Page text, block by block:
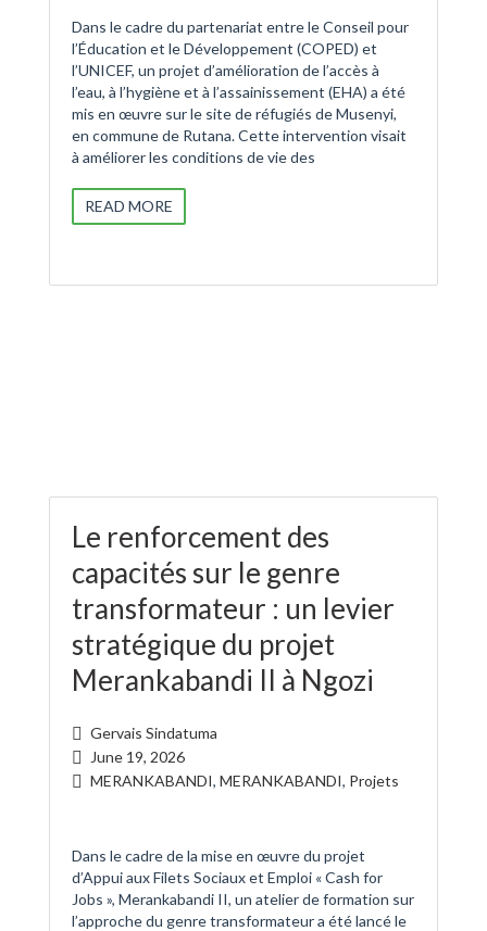
Dans le cadre du partenariat entre le Conseil pour
l’Éducation et le Développement (COPED) et
l’UNICEF, un projet d’amélioration de l’accès à
l’eau, à l’hygiène et à l’assainissement (EHA) a été
mis en œuvre sur le site de réfugiés de Musenyi,
en commune de Rutana. Cette intervention visait
à améliorer les conditions de vie des
READ MORE
Le renforcement des
capacités sur le genre
transformateur : un levier
stratégique du projet
Merankabandi II à Ngozi
Gervais Sindatuma
June 19, 2026
MERANKABANDI, MERANKABANDI, Projets
Dans le cadre de la mise en œuvre du projet
d’Appui aux Filets Sociaux et Emploi « Cash for
Jobs », Merankabandi II, un atelier de formation sur
l’approche du genre transformateur a été lancé le